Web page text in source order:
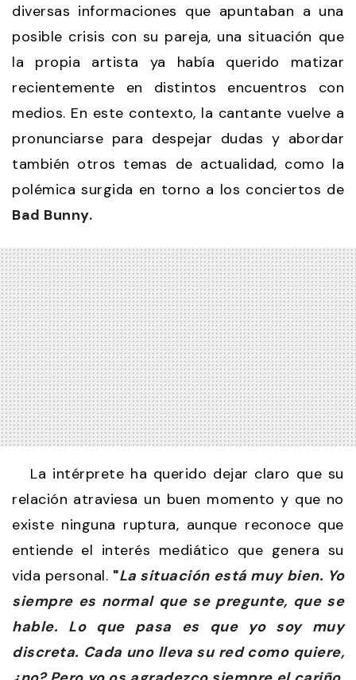
diversas informaciones que apuntaban a una
posible crisis con su pareja, una situación que
la propia artista ya había querido matizar
recientemente en distintos encuentros con
medios. En este contexto, la cantante vuelve a
pronunciarse para despejar dudas y abordar
también otros temas de actualidad, como la
polémica surgida en torno a los conciertos de
Bad Bunny.
La intérprete ha querido dejar claro que su
relación atraviesa un buen momento y que no
existe ninguna ruptura, aunque reconoce que
entiende el interés mediático que genera su
vida personal. "La situación está muy bien. Yo
siempre es normal que se pregunte, que se
hable. Lo que pasa es que yo soy muy
discreta. Cada uno lleva su red como quiere,